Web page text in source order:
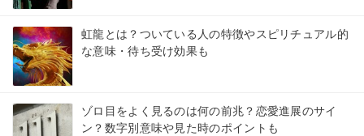
虹龍とは？ついている人の特徴やスピリチュアル的
な意味・待ち受け効果も
ゾロ目をよく見るのは何の前兆？恋愛進展のサイ
ン？数字別意味や見た時のポイントも